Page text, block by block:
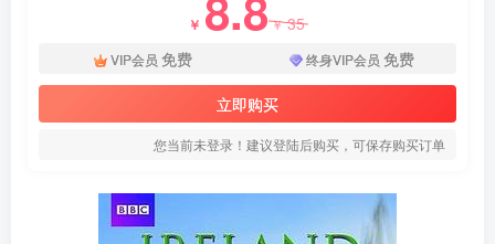
￥ ￥35
VIP会员 免费 终身VIP会员 免费
立即购买
您当前未登录！建议登陆后购买，可保存购买订单